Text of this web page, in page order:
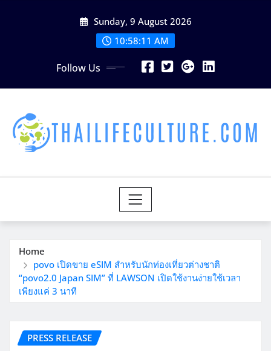
Sunday, 9 August 2026
10:58:13 AM
Follow Us
Home
povo เปิดขาย eSIM สำหรับนักท่องเที่ยวต่างชาติ
“povo2.0 Japan SIM” ที่ LAWSON เปิดใช้งานง่ายใช้เวลา
เพียงแค่ 3 นาที
PRESS RELEASE